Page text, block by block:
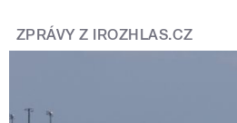
ZPRÁVY Z IROZHLAS.CZ